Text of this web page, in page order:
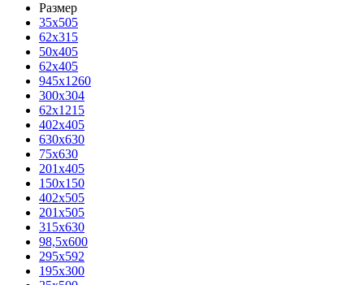
Размер
35х505
62x315
50x405
62х405
945x1260
300x304
62x1215
402x405
630x630
75x630
201x405
150x150
402x505
201x505
315x630
98,5х600
295x592
195х300